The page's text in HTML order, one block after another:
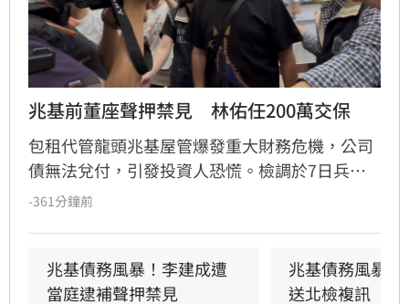
兆基前董座聲押禁見　林佑任200萬交保
包租代管龍頭兆基屋管爆發重大財務危機，公司
債無法兌付，引發投資人恐慌。檢調於7日兵分
多路搜索，約談前董事長李建成及共同創辦人林
私用及支付前妻開銷，涉犯侵占與背信罪，檢方
複訊後將其當庭逮捕並聲押禁見。林佑任則以
-361分鐘前
兆基債務風暴！李建成遭
當庭逮補聲押禁見
兆基債務風暴
送北檢複訊